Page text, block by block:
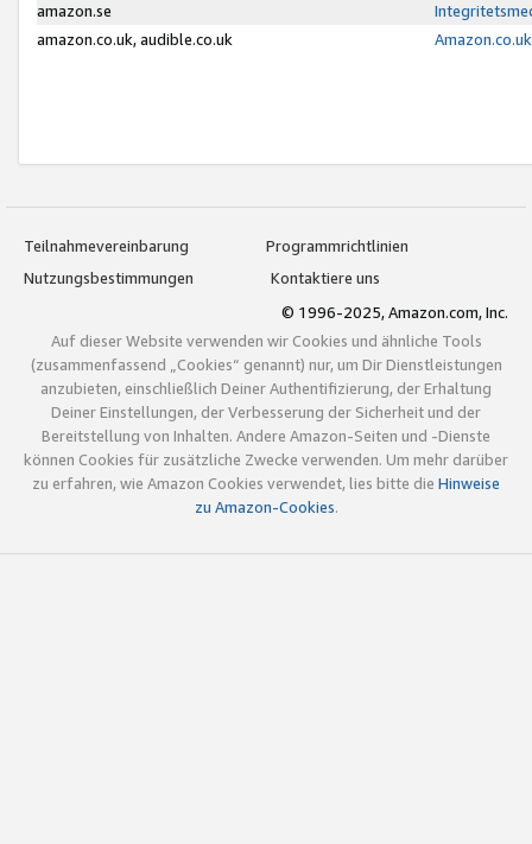
amazon.se
amazon.co.uk, audible.co.uk
Teilnahmevereinbarung
Programmrichtlinien
Nutzungsbestimmungen
Kontaktiere uns
© 1996-2025, Amazon.com, Inc.
Auf dieser Website verwenden wir Cookies und ähnliche Tools
(zusammenfassend „Cookies“ genannt) nur, um Dir Dienstleistungen
anzubieten, einschließlich Deiner Authentifizierung, der Erhaltung
Deiner Einstellungen, der Verbesserung der Sicherheit und der
Bereitstellung von Inhalten. Andere Amazon-Seiten und -Dienste
können Cookies für zusätzliche Zwecke verwenden. Um mehr darüber
zu erfahren, wie Amazon Cookies verwendet, lies bitte die Hinweise
zu Amazon-Cookies.